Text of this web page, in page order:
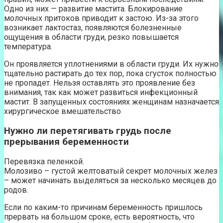
Одно из них — развитие мастита. Блокирование
молочных притоков приводит к застою. Из-за этого
возникает лактостаз, появляются болезненные
ощущения в области груди, резко повышается
температура.
Он проявляется уплотнениями в области груди. Их нужно
тщательно растирать до тех пор, пока сгусток полностью
не пропадет. Нельзя оставлять это проявление без
внимания, так как может развиться инфекционный
мастит. В запущенных состояниях женщинам назначается
хирургическое вмешательство
Нужно ли перетягивать грудь после
прерывания беременности
Перевязка пеленкой.
Молозиво – густой желтоватый секрет молочных желез
– может начинать выделяться за несколько месяцев до
родов.
Если по каким-то причинам беременность пришлось
прервать на большом сроке, есть вероятность, что